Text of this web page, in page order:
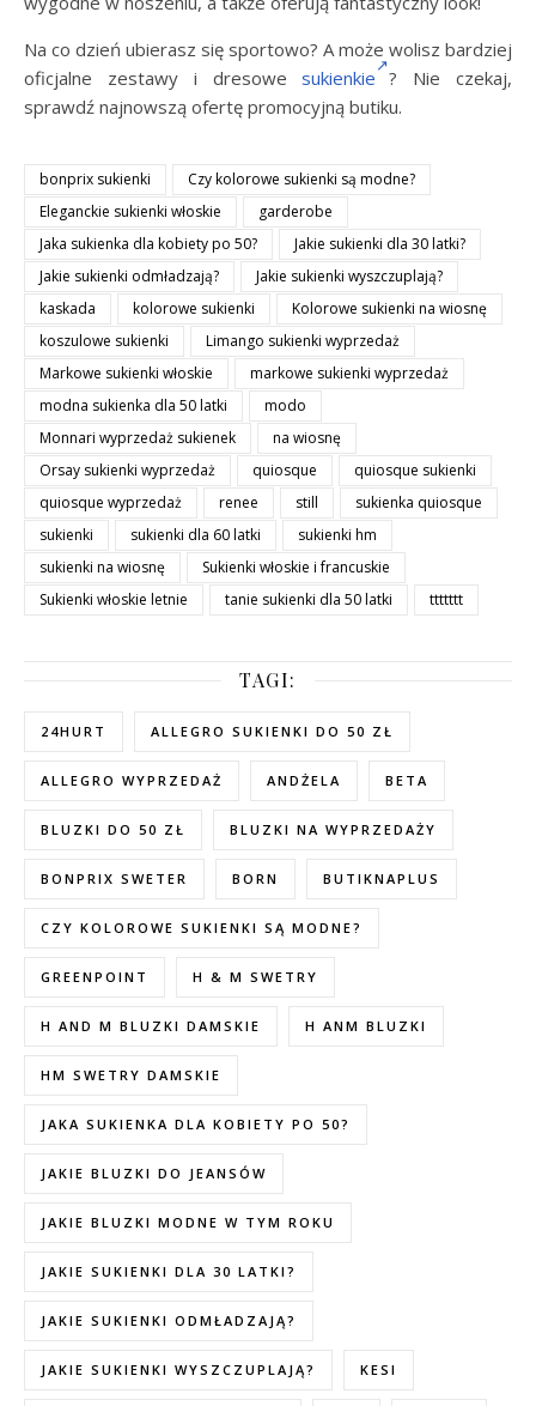
Na co dzień ubierasz się sportowo? A może wolisz bardziej
oficjalne zestawy i dresowesukienkie
? Nie czekaj,
sprawdź najnowszą ofertę promocyjną butiku.
bonprix sukienki
Czy kolorowe sukienki są modne?
Eleganckie sukienki włoskie
garderobe
Jaka sukienka dla kobiety po 50?
Jakie sukienki dla 30 latki?
Jakie sukienki odmładzają?
Jakie sukienki wyszczuplają?
kaskada
kolorowe sukienki
Kolorowe sukienki na wiosnę
koszulowe sukienki
Limango sukienki wyprzedaż
Markowe sukienki włoskie
markowe sukienki wyprzedaż
modna sukienka dla 50 latki
modo
Monnari wyprzedaż sukienek
na wiosnę
Orsay sukienki wyprzedaż
quiosque
quiosque sukienki
quiosque wyprzedaż
renee still
sukienka quiosque
sukienki
sukienki dla 60 latki
sukienki hm
sukienki na wiosnę
Sukienki włoskie i francuskie
Sukienki włoskie letnie
tanie sukienki dla 50 latki ttttttt
TAGI:
24HURT ALLEGRO SUKIENKI DO 50 ZŁ
ALLEGRO WYPRZEDAŻ ANDŻELA BETA
BLUZKI DO 50 ZŁ BLUZKI NA WYPRZEDAŻY
BONPRIX SWETER BORN BUTIKNAPLUS
CZY KOLOROWE SUKIENKI SĄ MODNE?
GREENPOINT H & M SWETRY
H AND M BLUZKI DAMSKIE H ANM BLUZKI
HM SWETRY DAMSKIE
JAKA SUKIENKA DLA KOBIETY PO 50?
JAKIE BLUZKI DO JEANSÓW
JAKIE BLUZKI MODNE W TYM ROKU
JAKIE SUKIENKI DLA 30 LATKI?
JAKIE SUKIENKI ODMŁADZAJĄ?
JAKIE SUKIENKI WYSZCZUPLAJĄ? KESI